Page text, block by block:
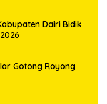
Dairi Bidik
Gotong Royong